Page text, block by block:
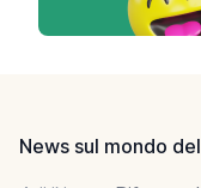
News sul mondo